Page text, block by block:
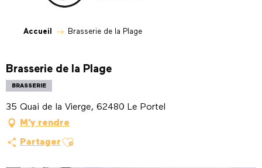
Accueil Brasserie de la Plage
Brasserie de la Plage
BRASSERIE
35 Quai de la Vierge, 62480 Le Portel
M'y rendre
Partager Ajouter aux favoris